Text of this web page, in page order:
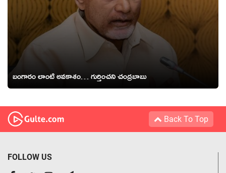
బంగారం లాంటి అవకాశం… గుర్తించని చంద్రబాబు
Back To Top
FOLLOW US